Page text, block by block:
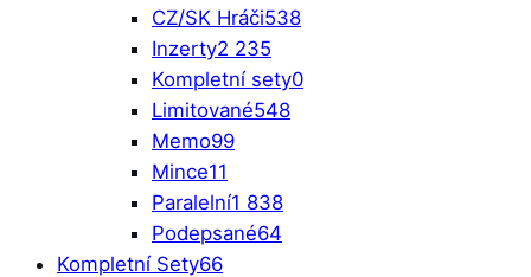
CZ/SK Hráči538
Inzerty2 235
Kompletní sety0
Limitované548
Memo99
Mince11
Paralelní1 838
Podepsané64
Kompletní Sety66